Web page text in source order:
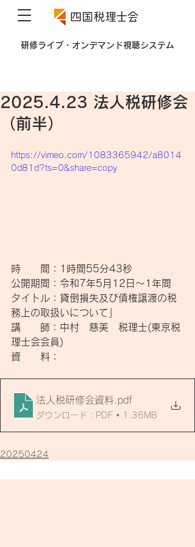
​研修ライブ・オンデマンド視聴システム
2025.4.23 法人税研修会
（前半）
https://vimeo.com/1083365942/a8014
0d81d?ts=0&share=copy
時　　間：1時間55分43秒
公開期間：令和7年5月12日～1年間
タイトル：貸倒損失及び債権譲渡の税
務上の取扱いについて」
講　　師：中村　慈美　税理士(東京税
理士会会員)
資　　料：
法人税研修会資料 .pdf
ダウンロード：PDF • 1.36MB
20250424